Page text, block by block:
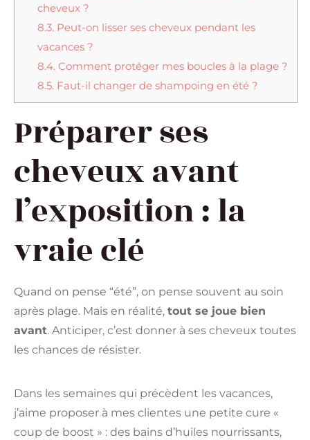
cheveux ?
8.3.Peut-on lisser ses cheveux pendant les
vacances ?
8.4.Comment protéger mes boucles à la plage ?
8.5.Faut-il changer de shampoing en été ?
Préparer ses
cheveux avant
l’exposition : la
vraie clé
Quand on pense “été”, on pense souvent au soin
après plage. Mais en réalité, tout se joue bien
avant. Anticiper, c’est donner à ses cheveux toutes
les chances de résister.
Dans les semaines qui précèdent les vacances,
j’aime proposer à mes clientes une petite cure «
coup de boost » : des bains d’huiles nourrissants,